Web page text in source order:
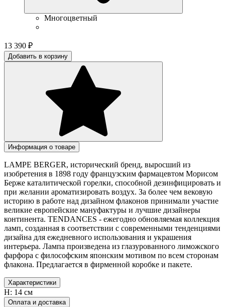
Многоцветный
13 390 ₽
Добавить в корзину
Информация о товаре
LAMPE BERGER, исторический бренд, выросший из
изобретения в 1898 году французским фармацевтом Морисом
Берже каталитической горелки, способной дезинфицировать и
при желании ароматизировать воздух. За более чем вековую
историю в работе над дизайном флаконов принимали участие
великие европейские мануфактуры и лучшие дизайнеры
континента. TENDANCES - ежегодно обновляемая коллекция
ламп, созданная в соответствии с современными тенденциями
дизайна для ежедневного использования и украшения
интерьера. Лампа произведена из глазурованного лиможского
фарфора с философским японским мотивом по всем сторонам
флакона. Предлагается в фирменной коробке и пакете.
Характеристики
H: 14 см
Оплата и доставка